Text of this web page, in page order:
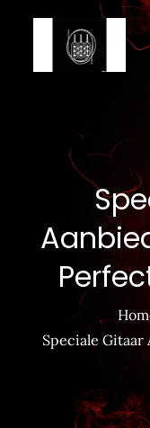
Speciale